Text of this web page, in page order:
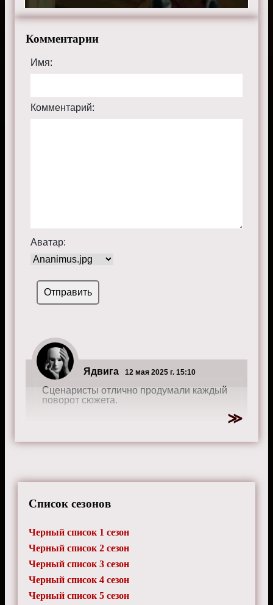
Комментарии
Имя:
Комментарий:
Аватар:
Ядвига 12 мая 2025 г. 15:10
Сценаристы отлично продумали каждый
поворот сюжета.
Список сезонов
Черный список 1 сезон
Черный список 2 сезон
Черный список 3 сезон
Черный список 4 сезон
Черный список 5 сезон